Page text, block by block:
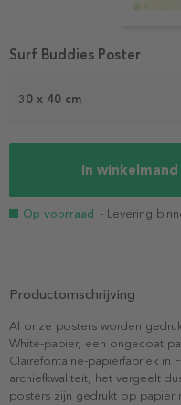
1
30 x 40 cm
In winkelmand
Op voorraad - Levering
Surf Buddies Poster
Productomschrijving
Al onze posters worden
White-papier, een ongecoat
Clairefontaine-papierfabriek in
archiefkwaliteit, het vergeelt
posters zijn gedrukt op papier